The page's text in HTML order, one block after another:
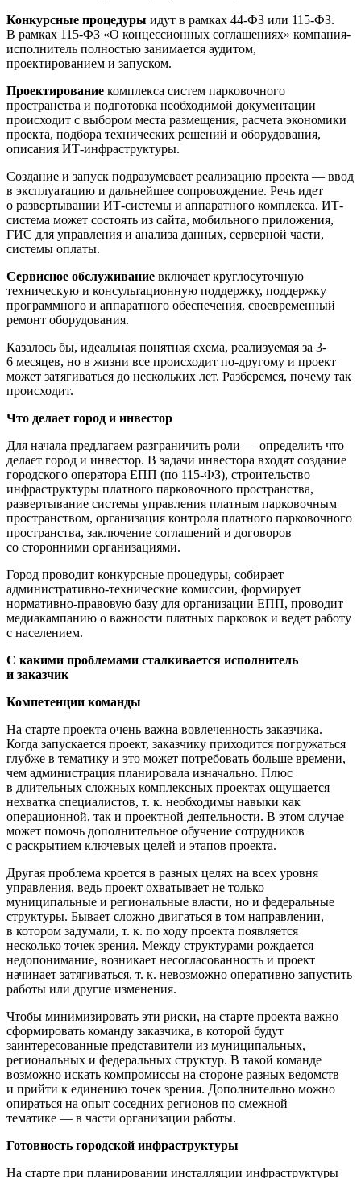
Конкурсные процедуры идут в рамках 44-ФЗ или 115-ФЗ.
В рамках 115-ФЗ «О концессионных соглашениях» компания-
исполнитель полностью занимается аудитом,
проектированием и запуском.
Проектирование комплекса систем парковочного
пространства и подготовка необходимой документации
происходит с выбором места размещения, расчета экономики
проекта, подбора технических решений и оборудования,
описания ИТ-инфраструктуры.
Создание и запуск подразумевает реализацию проекта — ввод
в эксплуатацию и дальнейшее сопровождение. Речь идет
о развертывании ИТ-системы и аппаратного комплекса. ИТ-
система может состоять из сайта, мобильного приложения,
ГИС для управления и анализа данных, серверной части,
системы оплаты.
Сервисное обслуживание включает круглосуточную
техническую и консультационную поддержку, поддержку
программного и аппаратного обеспечения, своевременный
ремонт оборудования.
Казалось бы, идеальная понятная схема, реализуемая за 3-
6 месяцев, но в жизни все происходит по-другому и проект
может затягиваться до нескольких лет. Разберемся, почему так
происходит.
Что делает город и инвестор
Для начала предлагаем разграничить роли — определить что
делает город и инвестор. В задачи инвестора входят создание
городского оператора ЕПП (по 115-ФЗ), строительство
инфраструктуры платного парковочного пространства,
развертывание системы управления платным парковочным
пространством, организация контроля платного парковочного
пространства, заключение соглашений и договоров
со сторонними организациями.
Город проводит конкурсные процедуры, собирает
административно-технические комиссии, формирует
нормативно-правовую базу для организации ЕПП, проводит
медиакампанию о важности платных парковок и ведет работу
с населением.
С какими проблемами сталкивается исполнитель
и заказчик
Компетенции команды
На старте проекта очень важна вовлеченность заказчика.
Когда запускается проект, заказчику приходится погружаться
глубже в тематику и это может потребовать больше времени,
чем администрация планировала изначально. Плюс
в длительных сложных комплексных проектах ощущается
нехватка специалистов, т. к. необходимы навыки как
операционной, так и проектной деятельности. В этом случае
может помочь дополнительное обучение сотрудников
с раскрытием ключевых целей и этапов проекта.
Другая проблема кроется в разных целях на всех уровня
управления, ведь проект охватывает не только
муниципальные и региональные власти, но и федеральные
структуры. Бывает сложно двигаться в том направлении,
в котором задумали, т. к. по ходу проекта появляется
несколько точек зрения. Между структурами рождается
недопонимание, возникает несогласованность и проект
начинает затягиваться, т. к. невозможно оперативно запустить
работы или другие изменения.
Чтобы минимизировать эти риски, на старте проекта важно
сформировать команду заказчика, в которой будут
заинтересованные представители из муниципальных,
региональных и федеральных структур. В такой команде
возможно искать компромиссы на стороне разных ведомств
и прийти к единению точек зрения. Дополнительно можно
опираться на опыт соседних регионов по смежной
тематике — в части организации работы.
Готовность городской инфраструктуры
На старте при планировании инсталляции инфраструктуры